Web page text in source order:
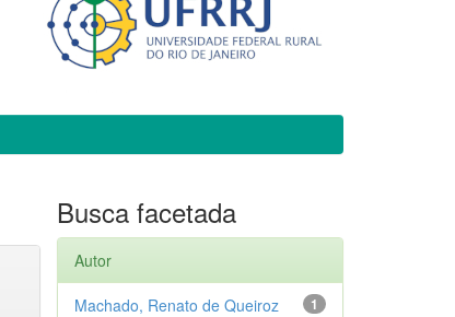
Busca facetada
Autor
1
Machado, Renato de Queiroz